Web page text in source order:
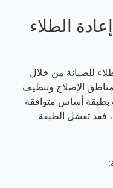
الطلاء
للصيانة من خلال
الإصلاح وتنظيف
بطبقة أساس متوافقة.
فقد تفشل الطبقة